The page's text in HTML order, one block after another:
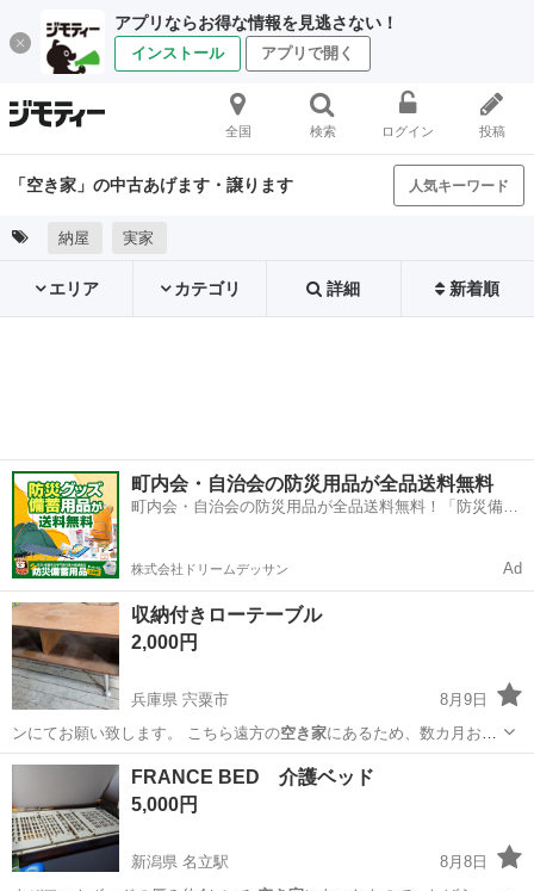
アプリならお得な情報を見逃さない！
インストール アプリで開く
全国 検索 ログイン 投稿
「空き家」の中古あげます・譲ります 人気キーワード
納屋 実家
エリア カテゴリ 詳細 新着順
町内会・自治会の防災用品が全品送料無料
町内会・自治会の防災用品が全品送料無料！「防災備蓄
株式会社ドリームデッサン Ad
収納付きローテーブル
2,000円
兵庫県 宍粟市
8月9日
ンにてお願い致します。 こちら遠方の空き家にあるため、数カ月お待
ち頂くかもで、お…
兵庫 宍粟市 リメイク
FRANCE BED 介護ベッド
5,000円
新潟県 名立駅
8月8日